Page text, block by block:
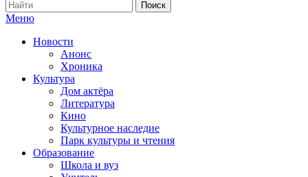
Меню
Новости
Анонс
Хроника
Культура
Дом актёра
Литература
Кино
Культурное наследие
Парк культуры и чтения
Образование
Школа и вуз